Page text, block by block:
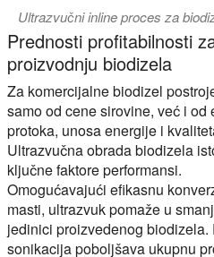
Ultrazvučni inline proces za
Prednosti profitabilnosti
proizvodnju biodizela
Za komercijalne biodizel
samo od cene sirovine, već i od
protoka, unosa energije i
Ultrazvučna obrada biodizela
ključne faktore performansi.
Omogućavajući efikasnu
masti, ultrazvuk pomaže u
jedinici proizvedenog biodizela.
sonikacija poboljšava ukupnu